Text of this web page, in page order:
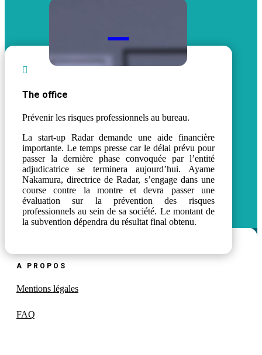

The office
Prévenir les risques professionnels au bureau.
La start-up Radar demande une aide financière
importante. Le temps presse car le délai prévu pour
passer la dernière phase convoquée par l’entité
adjudicatrice se terminera aujourd’hui. Ayame
Nakamura, directrice de Radar, s’engage dans une
course contre la montre et devra passer une
évaluation sur la prévention des risques
professionnels au sein de sa société. Le montant de
la subvention dépendra du résultat final obtenu.
A PROPOS
Mentions légales
FAQ